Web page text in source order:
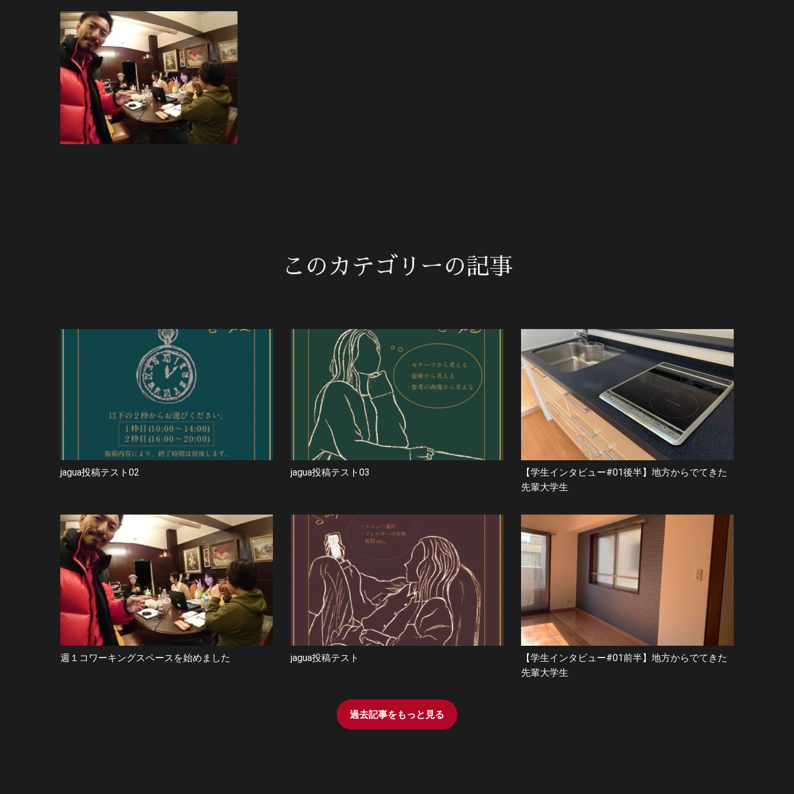
このカテゴリーの記事
jagua投稿テスト02 jagua投稿テスト03
【学生インタビュー#01後半】地方からでてきた
先輩大学生
週１コワーキングスペースを始めました jagua投稿テスト
【学生インタビュー#01前半】地方からでてきた
先輩大学生
過去記事をもっと見る